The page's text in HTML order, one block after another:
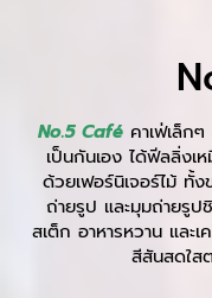
No.5 Café คาเฟ่เล็ก
เป็นกันเอง ได้ฟีลลิ่ง
ด้วยเฟอร์นิเจอร์ไม้ ทั้
ถ่ายรูป และมุมถ่ายรูป
สเต็ก อาหารหวาน และ
สีสันสดใส